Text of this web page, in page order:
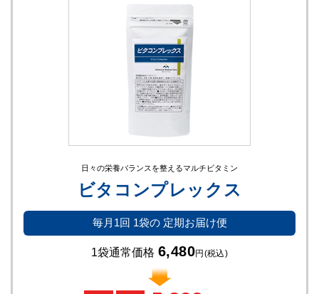
日々の栄養バランスを整えるマルチビタミン
ビタコンプレックス
毎月1回 1袋の定期お届け便
1袋通常価格 6,480円 (税込)